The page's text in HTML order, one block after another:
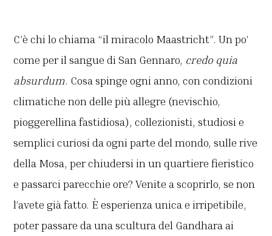
C’è chi lo chiama “il miracolo Maastricht”. Un po’
come per il sangue di San Gennaro, credo quia
absurdum. Cosa spinge ogni anno, con condizioni
climatiche non delle più allegre (nevischio,
pioggerellina fastidiosa), collezionisti, studiosi e
semplici curiosi da ogni parte del mondo, sulle rive
della Mosa, per chiudersi in un quartiere fieristico
e passarci parecchie ore? Venite a scoprirlo, se non
l’avete già fatto. È esperienza unica e irripetibile,
poter passare da una scultura del Gandhara ai